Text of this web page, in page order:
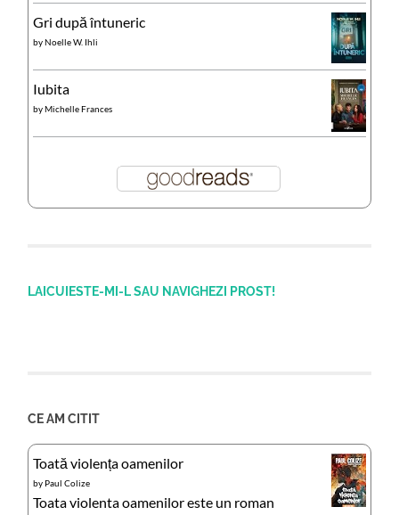
Gri după întuneric
byNoelle W. Ihli
Iubita
byMichelle Frances
LAICUIESTE-MI-L SAU NAVIGHEZI PROST!
CE AM CITIT
Toată violența oamenilor
by Paul Colize
Toata violenta oamenilor este un roman